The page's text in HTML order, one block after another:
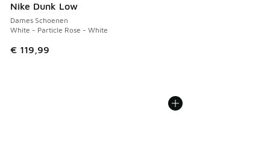
Nike Dunk Low
Dames Schoenen
White - Particle Rose - White
€ 119,99